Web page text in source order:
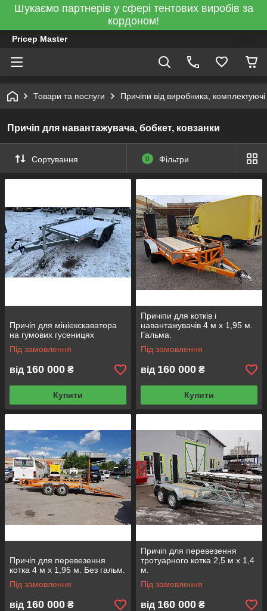
Шукаємо партнерів у сфері тентових виробів за
кордоном!
Pricep Master
Товари та послуги Причіпи від виробника,
Причіп для навантажувача, бобкет, ковзанки
Сортування 0 Фільтри
Причіп для мініекскаватора
на гумових гусеницях
Під замовлення
від 160 000 ₴
Купити
Причіпи для котків і
навантажувачів 4 м х 1,95 м.
Гальма.
Під замовлення
від 160 000 ₴
Купити
Причіп для перевезення
котка 4 м х 1,95 м. Без гальм.
Під замовлення
від 160 000 ₴
Причіп для перевезення
тротуарного котка 2,5 м х 1,4
м.
Під замовлення
від 160 000 ₴